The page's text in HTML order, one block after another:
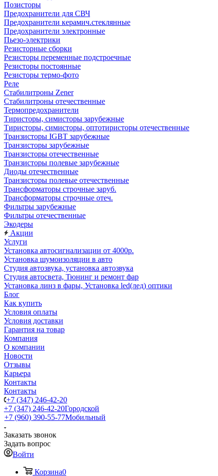
Позисторы
Предохранители для СВЧ
Предохранители керамич.стеклянные
Предохранители электронные
Пьезо-электрики
Резисторные сборки
Резисторы переменные подстроечные
Резисторы постоянные
Резисторы термо-фото
Реле
Стабилитроны Zener
Стабилитроны отечественные
Термопредохранители
Тиристоры, симисторы зарубежные
Тиристоры, симисторы, оптотиристоры отечественные
Транзисторы IGBT зарубежные
Транзисторы зарубежные
Транзисторы отечественные
Транзисторы полевые зарубежные
Диоды отечественные
Транзисторы полевые отечественные
Трансформаторы строчные заруб.
Трансформаторы строчные отеч.
Фильтры зарубежные
Фильтры отечественные
Экодеры
Акции
Услуги
Установка автосигнализации от 4000р.
Установка шумоизоляции в авто
Студия автозвука, установка автозвука
Студия автосвета, Тюнинг и ремонт фар
Установка линз в фары, Установка led(лед) оптики
Блог
Как купить
Условия оплаты
Условия доставки
Гарантия на товар
Компания
О компании
Новости
Отзывы
Карьера
Контакты
Контакты
+7 (347) 246-42-20
+7 (347) 246-42-20Городской
+7 (960) 390-55-77Мобильный
Заказать звонок
Задать вопрос
Войти
Корзина0